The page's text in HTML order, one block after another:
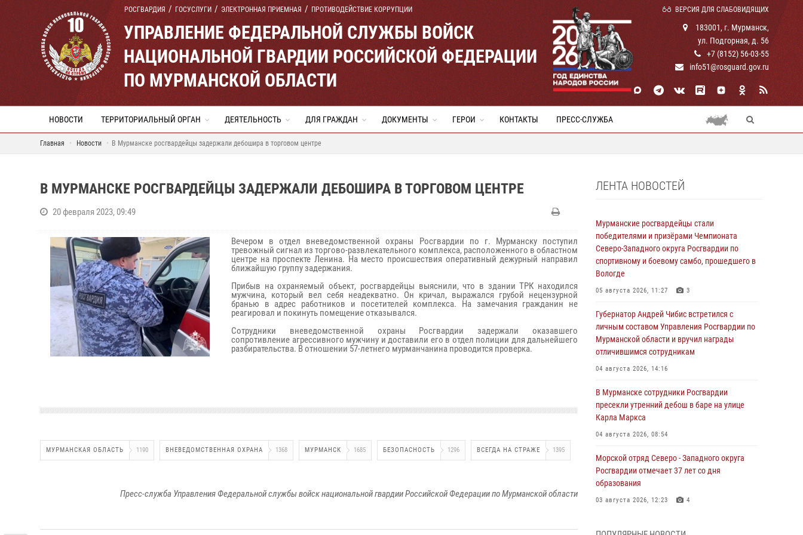
РОСГВАРДИЯ ГОСУСЛУГИ ЭЛЕКТРОННАЯ ПРИЕМНАЯ ПРОТИВОДЕЙСТВИЕ КОРРУПЦИИ ВЕРСИЯ ДЛЯ СЛАБОВИДЯЩИХ
УПРАВЛЕНИЕ ФЕДЕРАЛЬНОЙ СЛУЖБЫ ВОЙСК
НАЦИОНАЛЬНОЙ ГВАРДИИ РОССИЙСКОЙ ФЕДЕРАЦИИ
ПО МУРМАНСКОЙ ОБЛАСТИ
183001, г. Мурманск,
ул. Подгорная, д. 56
+7 (8152) 56-03-55
info51@rosguard.gov.ru
НОВОСТИ ТЕРРИТОРИАЛЬНЫЙ ОРГАН ДЕЯТЕЛЬНОСТЬ ДЛЯ ГРАЖДАН ДОКУМЕНТЫ ГЕРОИ КОНТАКТЫ ПРЕСС-СЛУЖБА
Главная Новости В Мурманске росгвардейцы задержали дебошира в торговом центре
В МУРМАНСКЕ РОСГВАРДЕЙЦЫ ЗАДЕРЖАЛИ ДЕБОШИРА В ТОРГОВОМ ЦЕНТРЕ
20 февраля 2023, 09:49
Вечером в отдел вневедомственной охраны Росгвардии по г. Мурманску поступил
тревожный сигнал из торгово-развлекательного комплекса, расположенного в областном
центре на проспекте Ленина. На место происшествия оперативный дежурный направил
ближайшую группу задержания.
Прибыв на охраняемый объект, росгвардейцы выяснили, что в здании ТРК находился
мужчина, который вел себя неадекватно. Он кричал, выражался грубой нецензурной
бранью в адрес работников и посетителей комплекса. На замечания гражданин не
реагировал и покинуть помещение отказывался.
Сотрудники вневедомственной охраны Росгвардии задержали оказавшего
сопротивление агрессивного мужчину и доставили его в отдел полиции для дальнейшего
разбирательства. В отношении 57-летнего мурманчанина проводится проверка.
МУРМАНСКАЯ ОБЛАСТЬ 1190 ВНЕВЕДОМСТВЕННАЯ ОХРАНА 1368 МУРМАНСК 1685 БЕЗОПАСНОСТЬ 1296 ВСЕГДА НА СТРАЖЕ 1395
Пресс-служба Управления Федеральной службы войск национальной гвардии Российской Федерации по Мурманской области
ЛЕНТА НОВОСТЕЙ
Мурманские росгвардейцы стали
победителями и призёрами Чемпионата
Северо-Западного округа Росгвардии по
спортивному и боевому самбо, прошедшего в
Вологде
05 августа 2026, 11:27 3
Губернатор Андрей Чибис встретился с
личным составом Управления Росгвардии по
Мурманской области и вручил награды
отличившимся сотрудникам
04 августа 2026, 14:16
В Мурманске сотрудники Росгвардии
пресекли утренний дебош в баре на улице
Карла Маркса
04 августа 2026, 08:54
Морской отряд Северо - Западного округа
Росгвардии отмечает 37 лет со дня
образования
03 августа 2026, 12:23 4